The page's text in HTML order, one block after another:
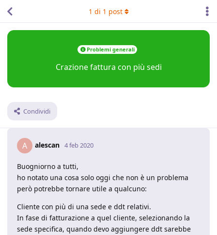
Problemi generali
Crazione fattura con più sedi
Condividi
1 di 1 post
A alescan 4 feb 2020
Buogniorno a tutti,
ho notato una cosa solo oggi che non è un problema
però potrebbe tornare utile a qualcuno:
Cliente con più di una sede e ddt relativi.
In fase di fatturazione a quel cliente, selezionando la
sede specifica, quando devo aggiungere ddt sarebbe